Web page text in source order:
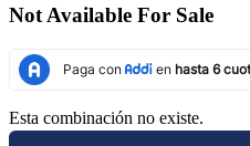
Not Available For Sale
Esta combinación no existe.